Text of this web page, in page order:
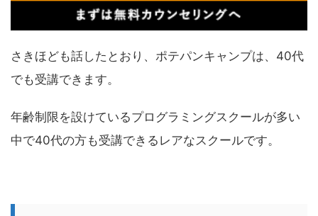
さきほども話したとおり、ポテパンキャンプは、40代
でも受講できます。
年齢制限を設けているプログラミングスクールが多い
中で40代の方も受講できるレアなスクールです。